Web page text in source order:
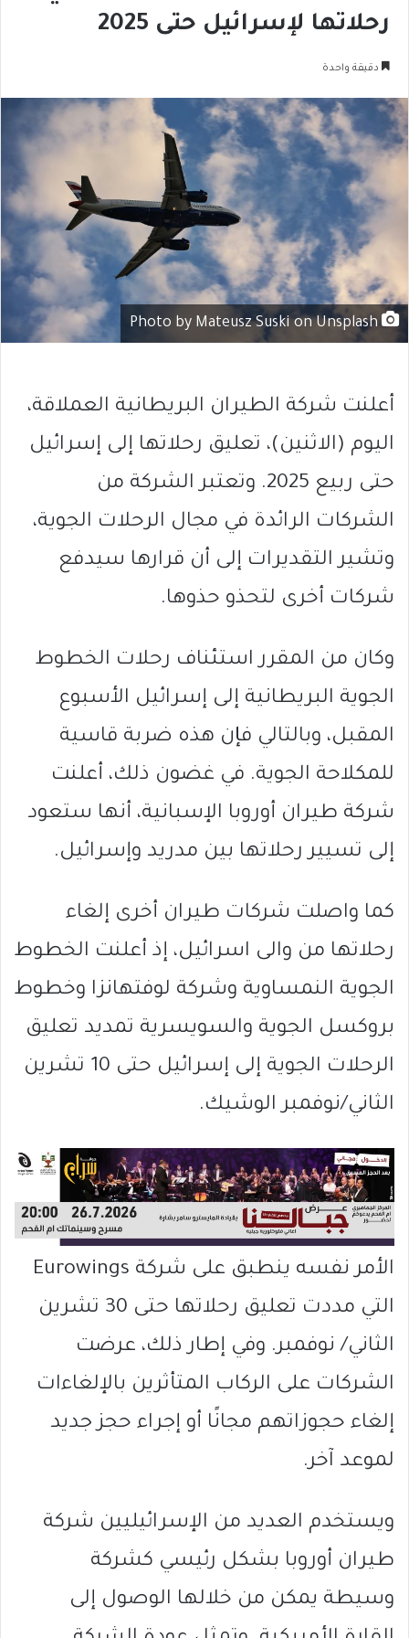
رحلاتها لإسرائيل حتى 2025
دقيقة واحدة
أعلنت شركة الطيران البريطانية العملاقة،
اليوم (الاثنين)، تعليق رحلاتها إلى إسرائيل
حتى ربيع 2025. وتعتبر الشركة من
الشركات الرائدة في مجال الرحلات الجوية،
وتشير التقديرات إلى أن قرارها سيدفع
شركات أخرى لتحذو حذوها.
وكان من المقرر استئناف رحلات الخطوط
الجوية البريطانية إلى إسرائيل الأسبوع
المقبل، وبالتالي فإن هذه ضربة قاسية
للمكلاحة الجوية. في غضون ذلك، أعلنت
شركة طيران أوروبا الإسبانية، أنها ستعود
إلى تسيير رحلاتها بين مدريد وإسرائيل.
كما واصلت شركات طيران أخرى إلغاء
رحلاتها من والى اسرائيل، إذ أعلنت الخطوط
الجوية النمساوية وشركة لوفتهانزا وخطوط
بروكسل الجوية والسويسرية تمديد تعليق
الرحلات الجوية إلى إسرائيل حتى 10 تشرين
الثاني/نوفمبر الوشيك.
الأمر نفسه ينطبق على شركة Eurowings
التي مددت تعليق رحلاتها حتى 30 تشرين
الثاني/ نوفمبر. وفي إطار ذلك، عرضت
الشركات على الركاب المتأثرين بالإلغاءات
إلغاء حجوزاتهم مجانًا أو إجراء حجز جديد
لموعد آخر.
ويستخدم العديد من الإسرائيليين شركة
طيران أوروبا بشكل رئيسي كشركة
وسيطة يمكن من خلالها الوصول إلى